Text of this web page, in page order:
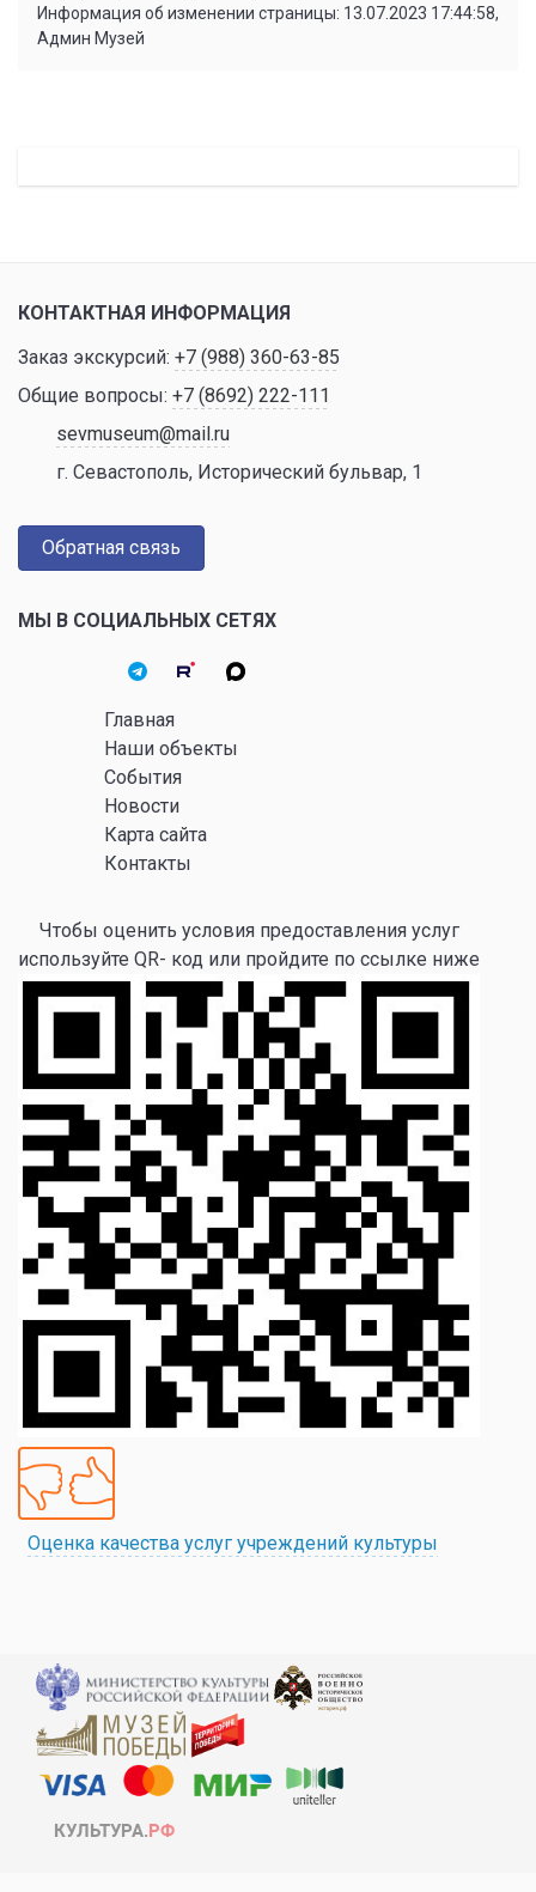
Информация об изменении страницы: 13.07.2023 17:44:58,
Админ Музей
КОНТАКТНАЯ ИНФОРМАЦИЯ
Заказ экскурсий: +7 (988) 360-63-85
Общие вопросы: +7 (8692) 222-111
sevmuseum@mail.ru
г. Севастополь, Исторический бульвар, 1
Обратная связь
МЫ В СОЦИАЛЬНЫХ СЕТЯХ
Главная
Наши объекты
События
Новости
Карта сайта
Контакты
Чтобы оценить условия предоставления услуг
используйте QR- код или пройдите по ссылке ниже
Оценка качества услуг учреждений культуры